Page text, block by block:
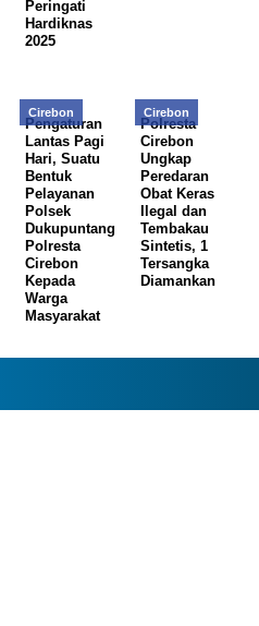
Peringati
Hardiknas
2025
Cirebon
Pengaturan
Lantas Pagi
Hari, Suatu
Bentuk
Pelayanan
Polsek
Dukupuntang
Polresta
Cirebon
Kepada
Warga
Masyarakat
Cirebon
Polresta
Cirebon
Ungkap
Peredaran
Obat Keras
Ilegal dan
Tembakau
Sintetis, 1
Tersangka
Diamankan